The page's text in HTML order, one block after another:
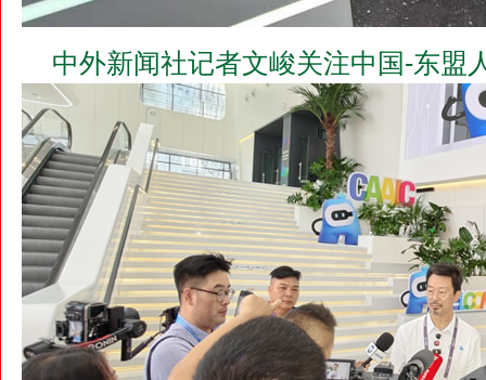
中外新闻社记者文峻关注中国-东盟